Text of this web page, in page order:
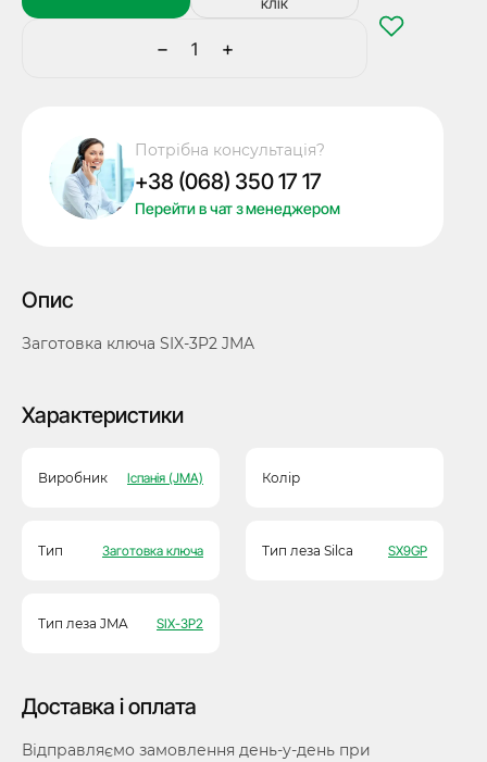
−
Заготовка
JMA
кількість
+
Потрібна консультація?
+38 (068) 350 17 17
Перейти в чат з менеджером
Опис
Заготовка ключа SIX-3P2 JMA
Характеристики
Виробник Іспанія (JMA) Колір
Тип Заготовка ключа Тип леза Silca SX9GP
Тип леза JMA SIX-3P2
Доставка і оплата
Відправляємо замовлення день-у-день при